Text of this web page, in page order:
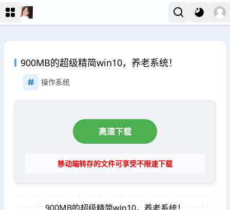
900MB的超级精简win10，养老系统！
操作系统
高速下载
移动端转存的文件可享受不限速下载